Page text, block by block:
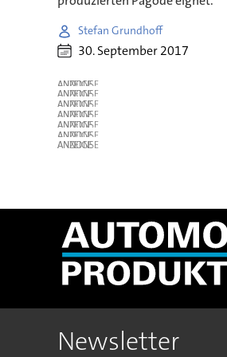
Stefan Grundhoff
30. September 2017
ANZEIGE
ANZEIGE
ANZEIGE
ANZEIGE
ANZEIGE
ANZEIGE
ANZEIGE
Newsletter